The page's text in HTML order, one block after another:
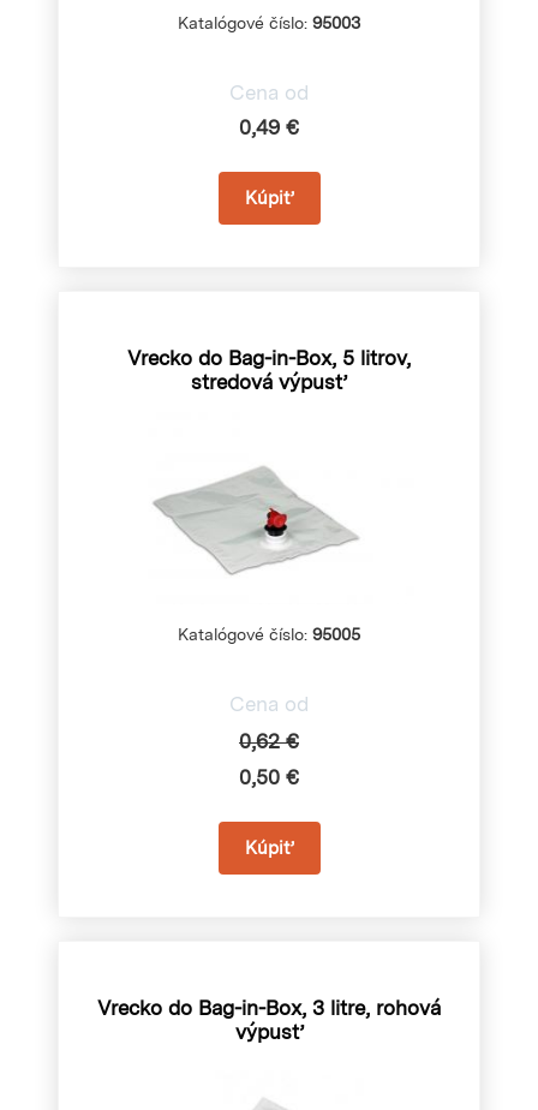
Katalógové číslo: 95003
Cena od
0,49 €
Vrecko do Bag-in-Box, 5 litrov,
stredová výpusť
Katalógové číslo: 95005
Cena od
0,62 €
0,50 €
Vrecko do Bag-in-Box, 3 litre, rohová
výpusť